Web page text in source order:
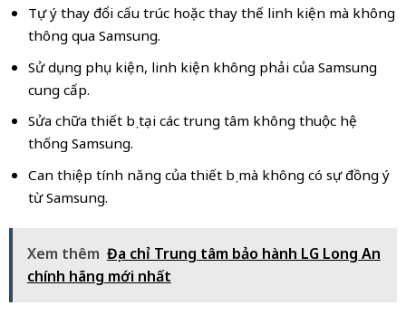
Tự ý thay đổi cấu trúc hoặc thay thế linh kiện mà không
thông qua Samsung.
Sử dụng phụ kiện, linh kiện không phải của Samsung
cung cấp.
Sửa chữa thiết bị tại các trung tâm không thuộc hệ
thống Samsung.
Can thiệp tính năng của thiết bị mà không có sự đồng ý
từ Samsung.
Xem thêm Địa chỉ Trung tâm bảo hành LG Long An
chính hãng mới nhất